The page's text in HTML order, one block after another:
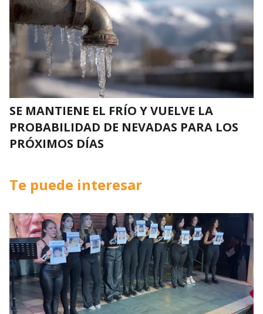
SE MANTIENE EL FRÍO Y VUELVE LA
PROBABILIDAD DE NEVADAS PARA LOS
PRÓXIMOS DÍAS
Te puede interesar